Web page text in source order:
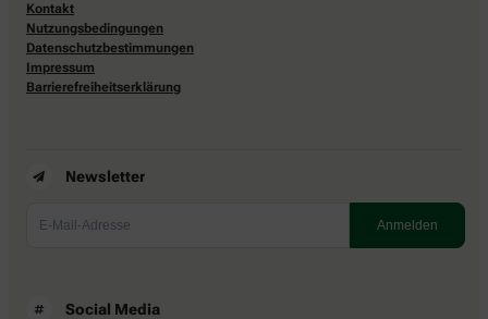
Kontakt
Nutzungsbedingungen
Datenschutzbestimmungen
Impressum
Barrierefreiheitserklärung
Newsletter
Social Media